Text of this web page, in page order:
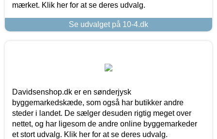
mærket. Klik her for at se deres udvalg.
Se udvalget på 10-4.dk
Davidsenshop.dk er en sønderjysk
byggemarkedskæde, som også har butikker andre
steder i landet. De sælger desuden rigtig meget over
nettet, og har ligesom de andre online byggemarkeder
et stort udvalg. Klik her for at se deres udvalg.